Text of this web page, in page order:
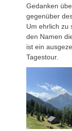
Gedanken
gegenüber
Um ehrlich zu
den Namen
ist ein
Tagestour.